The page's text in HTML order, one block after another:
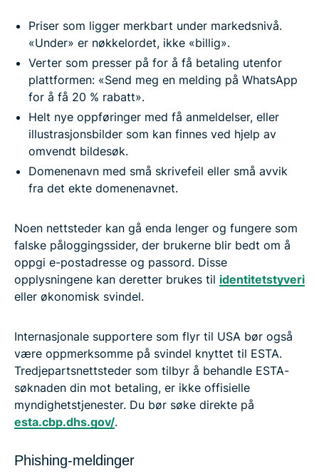
Priser som ligger merkbart under markedsnivå.
«Under» er nøkkelordet, ikke «billig».
Verter som presser på for å få betaling utenfor
plattformen: «Send meg en melding på WhatsApp
for å få 20 % rabatt».
Helt nye oppføringer med få anmeldelser, eller
illustrasjonsbilder som kan finnes ved hjelp av
omvendt bildesøk.
Domenenavn med små skrivefeil eller små avvik
fra det ekte domenenavnet.
Noen nettsteder kan gå enda lenger og fungere som
falske påloggingssider, der brukerne blir bedt om å
oppgi e-postadresse og passord. Disse
opplysningene kan deretter brukes til identitetstyveri
eller økonomisk svindel.
Internasjonale supportere som flyr til USA bør også
være oppmerksomme på svindel knyttet til ESTA.
Tredjepartsnettsteder som tilbyr å behandle ESTA-
søknaden din mot betaling, er ikke offisielle
myndighetstjenester. Du bør søke direkte på
esta.cbp.dhs.gov/.
Phishing-meldinger